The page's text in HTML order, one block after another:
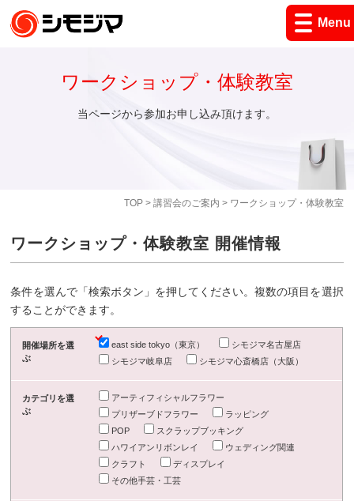
Menu
TOP> 講習会のご案内 > ワークショップ・体験教室
ワークショップ・体験教室
当ページから参加お申し込み頂けます。
ワークショップ・体験教室 開催情報
条件を選んで「検索ボタン」を押してください。複数の項目を選択
することができます。
開催場所を選
ぶ
east side tokyo（東京）
シモジマ名古屋店
シモジマ岐阜店
シモジマ心斎橋店（大阪）
カテゴリを選
ぶ
アーティフィシャルフラワー
プリザーブドフラワー
ラッピング
POP
スクラップブッキング
ハワイアンリボンレイ
ウェディング関連
クラフト
ディスプレイ
その他手芸・工芸